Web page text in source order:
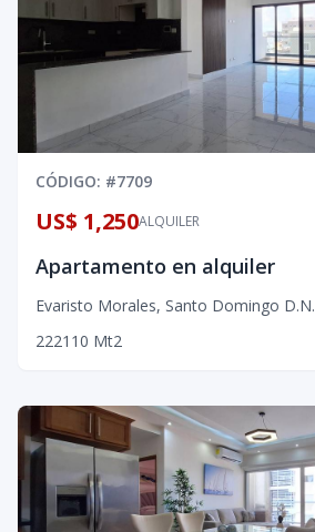
CÓDIGO: #7709
ALQUILER
US$ 1,250
Apartamento en alquiler
Evaristo Morales, Santo Domingo D.N.
222110 Mt2